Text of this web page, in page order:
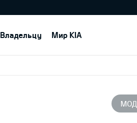
Владельцу Мир KIA